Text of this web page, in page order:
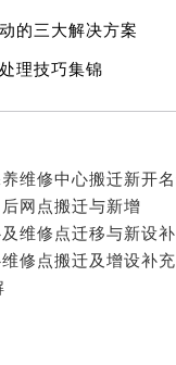
华路法穆兰售后服
解放大街法穆兰售后
区中央路法穆兰售后
中央大街法穆兰售后
新运大街法穆兰售后
区石油大街法穆兰售
的三大解决方案
理技巧集锦
维修中心搬迁新开
网点搬迁与新增